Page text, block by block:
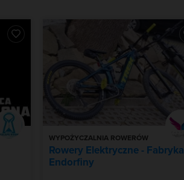
WYPOŻYCZALNIA ROWERÓW
Rowery Elektryczne - Fabryka
Endorfiny